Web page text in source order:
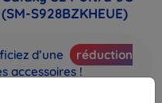
S928BZKHEUE)
d’une
réduction
accessoires !